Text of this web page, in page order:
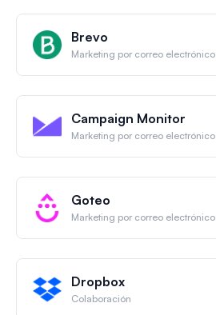
Brevo
Marketing por correo electrónico
Campaign Monitor
Marketing por correo electrónico
Goteo
Marketing por correo electrónico
Dropbox
Colaboración